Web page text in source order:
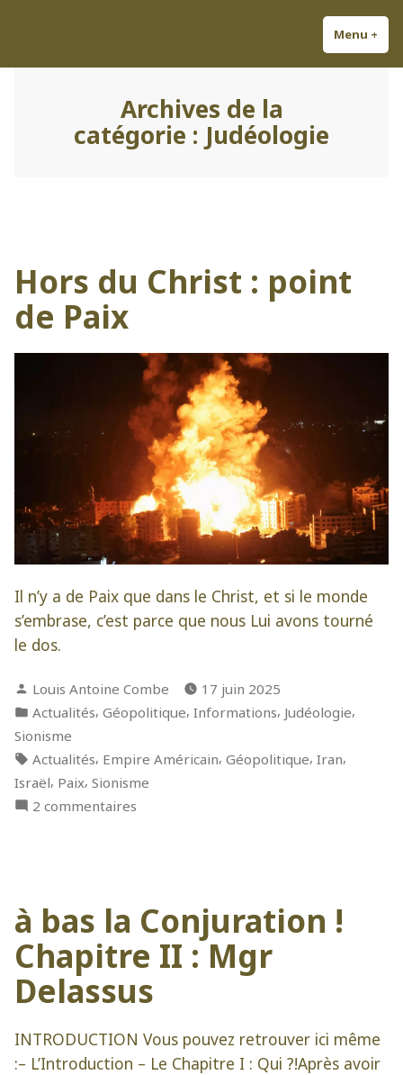
Découvrez Louis-Antoine ;
Chansonnier et Auteur
Menu +
Archives de la
catégorie : Judéologie
Hors du Christ : point
de Paix
Il n’y a de Paix que dans le Christ, et si le monde
s’embrase, c’est parce que nous Lui avons tourné
le dos.
Publié
par
Louis Antoine Combe
17 juin 2025
Publié
dans
Actualités, Géopolitique, Informations, Judéologie,
Sionisme
Étiquettes :
Actualités, Empire Américain, Géopolitique, Iran,
Israël, Paix, Sionisme
2 commentaires
point
de
Paix
à bas la Conjuration !
Chapitre II : Mgr
Delassus
INTRODUCTION Vous pouvez retrouver ici même
:– L’Introduction – Le Chapitre I : Qui ?!Après avoir